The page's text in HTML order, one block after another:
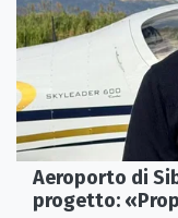
Aeroporto di
progetto: